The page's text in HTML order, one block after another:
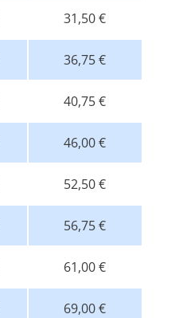
31,50 €
36,75 €
40,75 €
46,00 €
52,50 €
56,75 €
61,00 €
69,00 €